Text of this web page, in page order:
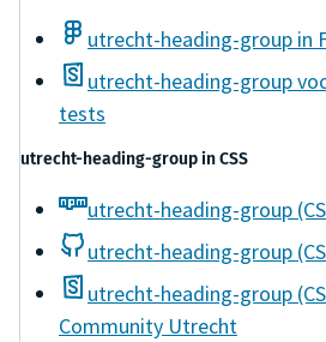
utrecht-heading-group in
utrecht-heading-group
tests
utrecht-heading-groupinCSS
utrecht-heading-group
utrecht-heading-group
utrecht-heading-group
Community Utrecht